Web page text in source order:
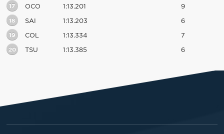
17 OCO 1:13.201 9
18 SAI 1:13.203 6
19 COL 1:13.334 7
20 TSU 1:13.385 6